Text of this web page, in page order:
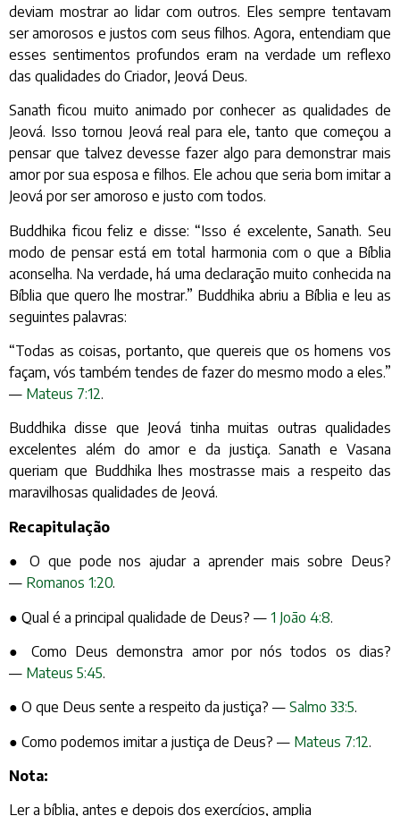
deviam mostrar ao lidar com outros. Eles sempre tentavam
ser amorosos e justos com seus filhos. Agora, entendiam que
esses sentimentos profundos eram na verdade um reflexo
das qualidades do Criador, Jeová Deus.
Sanath ficou muito animado por conhecer as qualidades de
Jeová. Isso tornou Jeová real para ele, tanto que começou a
pensar que talvez devesse fazer algo para demonstrar mais
amor por sua esposa e filhos. Ele achou que seria bom imitar a
Jeová por ser amoroso e justo com todos.
Buddhika ficou feliz e disse: “Isso é excelente, Sanath. Seu
modo de pensar está em total harmonia com o que a Bíblia
aconselha. Na verdade, há uma declaração muito conhecida na
Bíblia que quero lhe mostrar.” Buddhika abriu a Bíblia e leu as
seguintes palavras:
“Todas as coisas, portanto, que quereis que os homens vos
façam, vós também tendes de fazer do mesmo modo a eles.”
— Mateus 7:12.
Buddhika disse que Jeová tinha muitas outras qualidades
excelentes além do amor e da justiça. Sanath e Vasana
queriam que Buddhika lhes mostrasse mais a respeito das
maravilhosas qualidades de Jeová.
Recapitulação
● O que pode nos ajudar a aprender mais sobre Deus?
— Romanos 1:20.
● Qual é a principal qualidade de Deus? — 1 João 4:8.
● Como Deus demonstra amor por nós todos os dias?
— Mateus 5:45.
● O que Deus sente a respeito da justiça? — Salmo 33:5.
● Como podemos imitar a justiça de Deus? — Mateus 7:12.
Nota:
Ler a bíblia, antes e depois dos exercícios, amplia